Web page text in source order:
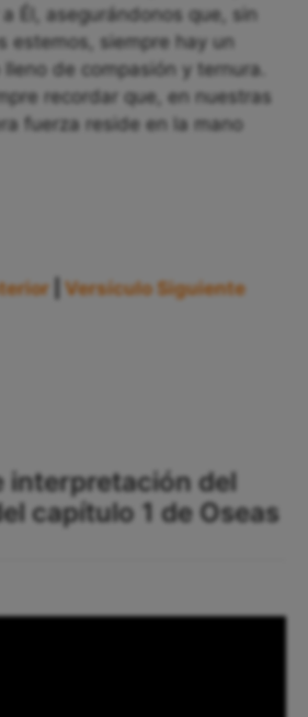
Él, asegurándonos que, sin
estemos, siempre hay un
de compasión y ternura.
recordar que, en nuestras
fuerza reside en la mano
Versículo Siguiente
interpretación del
capítulo 1 de Oseas